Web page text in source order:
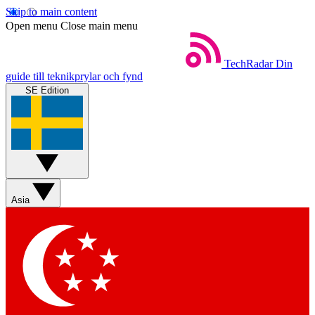
Skip to main content
Open menu Close main menu
TechRadar Din
guide till teknikprylar och fynd
SE Edition
Asia